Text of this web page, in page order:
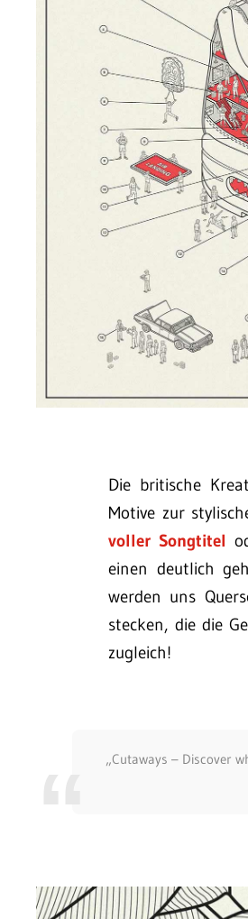
Die britische
Motive zur
voller Songtitel
einen deutlich
werden uns
stecken, die die
zugleich!
„Cutaways – Discover